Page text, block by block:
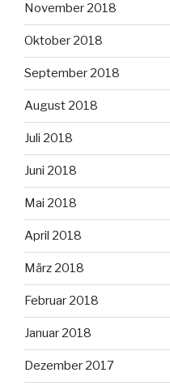
November 2018
Oktober 2018
September 2018
August 2018
Juli 2018
Juni 2018
Mai 2018
April 2018
März 2018
Februar 2018
Januar 2018
Dezember 2017